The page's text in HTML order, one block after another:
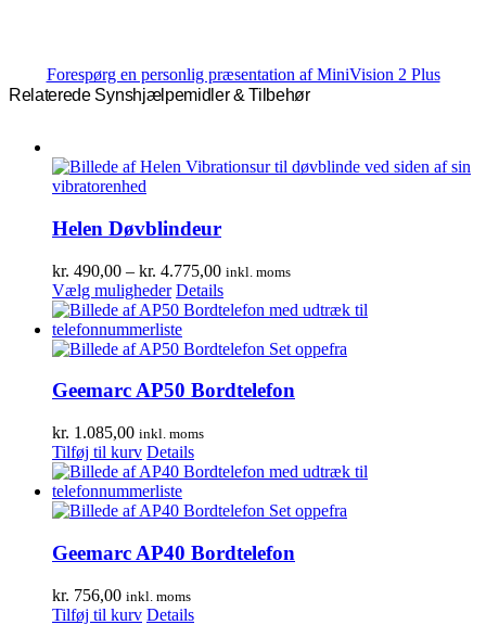
Forespørg en personlig præsentation af MiniVision 2 Plus
Relaterede Synshjælpemidler & Tilbehør
Helen Døvblindeur
kr. 490,00 – kr. 4.775,00Prisinterval:
kr. 490,00
til
inkl. moms
Vælg muligheder Dette
vare
har
flere
Mulighederne
på
varesiden
Details
Geemarc AP50 Bordtelefon
kr. 1.085,00 inkl. moms
Tilføj til kurv Details
Geemarc AP40 Bordtelefon
kr. 756,00 inkl. moms
Tilføj til kurv Details